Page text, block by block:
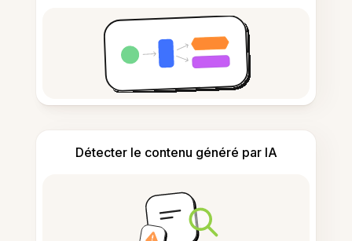
Détecter le contenu généré par IA